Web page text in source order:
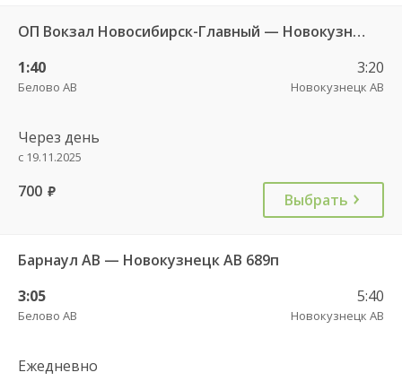
ОП Вокзал Новосибирск-Главный — Новокузнецк АВ 9814
1:40
Белово АВ
3:20
Новокузнецк АВ
Через день
с 19.11.2025
700 руб. Выбрать
Барнаул АВ — Новокузнецк АВ 689п
3:05
Белово АВ
5:40
Новокузнецк АВ
Ежедневно